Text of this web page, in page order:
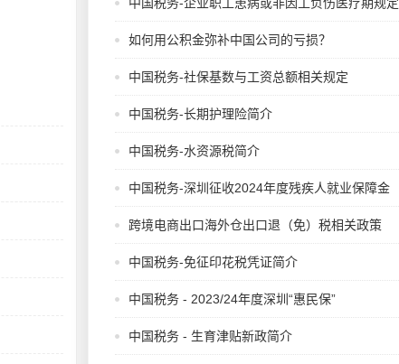
如何用公积金弥补中国公司的亏损？
中国税务-社保基数与工资总额相关规定
中国税务-长期护理险简介
中国税务-水资源税简介
中国税务-深圳征收2024年度残疾人就业保障金
跨境电商出口海外仓出口退（免）税相关政策
中国税务-免征印花税凭证简介
中国税务 - 2023/24年度深圳“惠民保”
中国税务 - 生育津贴新政简介